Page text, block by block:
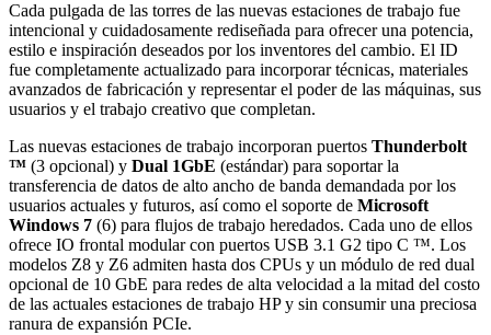
Cada pulgada de las torres de las nuevas estaciones de trabajo fue
intencional y cuidadosamente rediseñada para ofrecer una potencia,
estilo e inspiración deseados por los inventores del cambio. El ID
fue completamente actualizado para incorporar técnicas, materiales
avanzados de fabricación y representar el poder de las máquinas, sus
usuarios y el trabajo creativo que completan.
Las nuevas estaciones de trabajo incorporan puertos Thunderbolt
™ (3 opcional) y Dual 1GbE (estándar) para soportar la
transferencia de datos de alto ancho de banda demandada por los
usuarios actuales y futuros, así como el soporte de Microsoft
Windows 7 (6) para flujos de trabajo heredados. Cada uno de ellos
ofrece IO frontal modular con puertos USB 3.1 G2 tipo C ™. Los
modelos Z8 y Z6 admiten hasta dos CPUs y un módulo de red dual
opcional de 10 GbE para redes de alta velocidad a la mitad del costo
de las actuales estaciones de trabajo HP y sin consumir una preciosa
ranura de expansión PCIe.